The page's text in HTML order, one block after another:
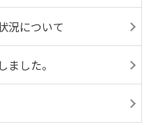
況について
した。